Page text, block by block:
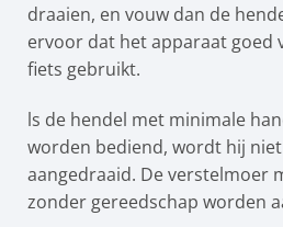
draaien, en vouw dan de
ervoor dat het apparaat goed
fiets gebruikt.
ls de hendel met minimale
worden bediend, wordt hij
aangedraaid. De verstelmoer
zonder gereedschap worden